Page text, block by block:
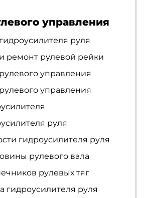
управления
руля
ремонт рулевой рейки
управления
управления
руля
гидроусилителя руля
рулевого вала
рулевых тяг
гидроусилителя руля